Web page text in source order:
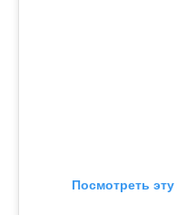
Посмотреть